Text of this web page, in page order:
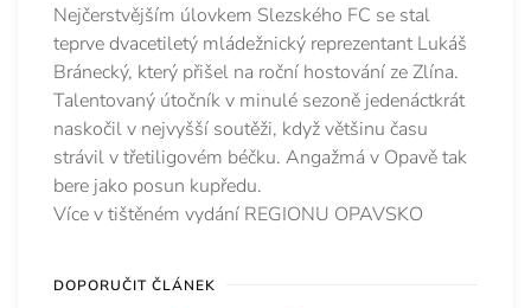
Nejčerstvějším úlovkem Slezského FC se stal
teprve dvacetiletý mládežnický reprezentant Lukáš
Bránecký, který přišel na roční hostování ze Zlína.
Talentovaný útočník v minulé sezoně jedenáctkrát
naskočil v nejvyšší soutěži, když většinu času
strávil v třetiligovém béčku. Angažmá v Opavě tak
bere jako posun kupředu.
Více v tištěném vydání REGIONU OPAVSKO
DOPORUČIT ČLÁNEK